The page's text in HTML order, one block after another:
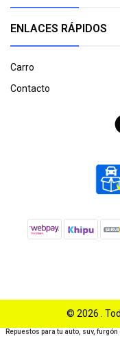
ENLACES RÁPIDOS
Carro
Contacto
© 2026 .
Repuestos para tu auto, suv,